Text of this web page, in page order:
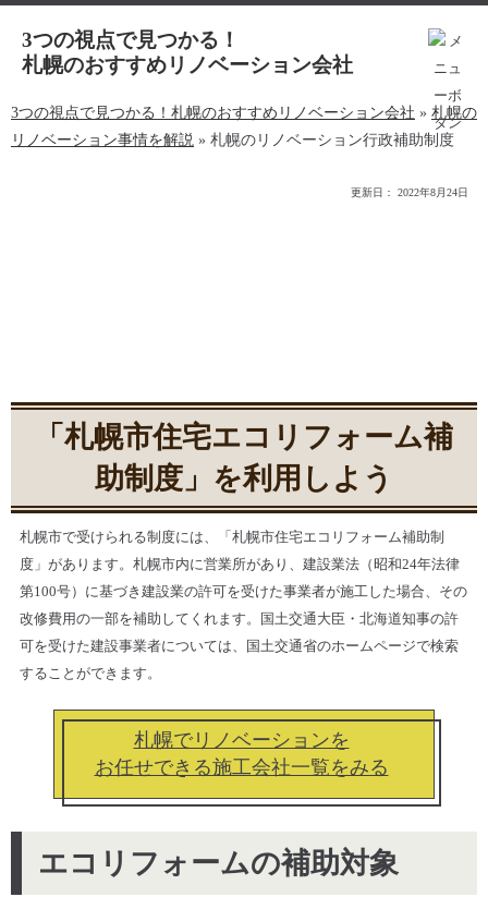
3つの視点で見つかる！
札幌のおすすめリノベーション会社
3つの視点で見つかる！札幌のおすすめリノベーション会社 » 札幌の
リノベーション事情を解説 » 札幌のリノベーション行政補助制度
更新日： 2022年8月24日
「札幌市住宅エコリフォーム補
助制度」を利用しよう
札幌市で受けられる制度には、「札幌市住宅エコリフォーム補助制
度」があります。札幌市内に営業所があり、建設業法（昭和24年法律
第100号）に基づき建設業の許可を受けた事業者が施工した場合、その
改修費用の一部を補助してくれます。国土交通大臣・北海道知事の許
可を受けた建設事業者については、国土交通省のホームページで検索
することができます。
札幌でリノベーションを
お任せできる施工会社一覧をみる
エコリフォームの補助対象